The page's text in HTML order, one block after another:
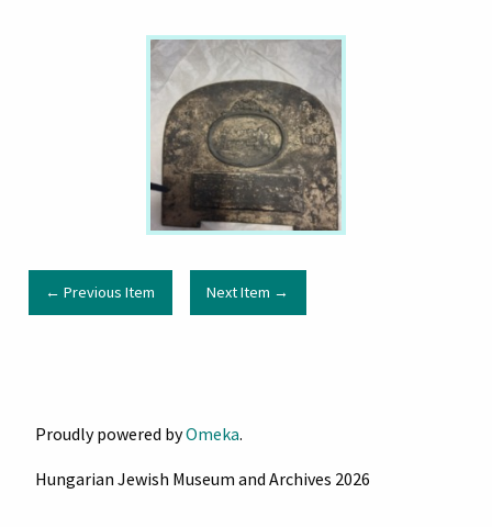
← Previous Item Next Item →
Proudly powered byOmeka.
Hungarian Jewish Museum and Archives 2026